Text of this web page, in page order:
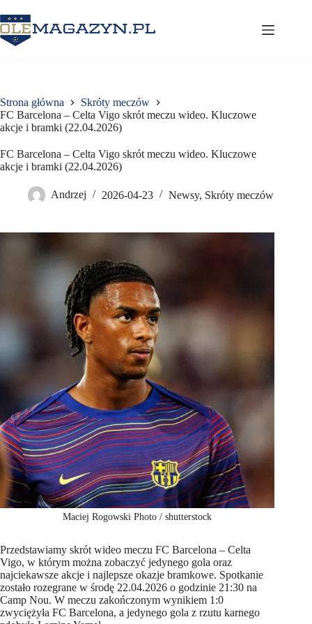
do
treści
Strona główna
Skróty meczów
FC Barcelona – Celta Vigo skrót meczu wideo. Kluczowe
akcje i bramki (22.04.2026)
FC Barcelona – Celta Vigo skrót meczu wideo. Kluczowe
akcje i bramki (22.04.2026)
Andrzej 2026-04-23 Newsy, Skróty meczów
Maciej Rogowski Photo / shutterstock
Przedstawiamy skrót wideo meczu FC Barcelona – Celta
Vigo, w którym można zobaczyć jedynego gola oraz
najciekawsze akcje i najlepsze okazje bramkowe. Spotkanie
zostało rozegrane w środę 22.04.2026 o godzinie 21:30 na
Camp Nou. W meczu zakończonym wynikiem 1:0
zwyciężyła FC Barcelona, a jedynego gola z rzutu karnego